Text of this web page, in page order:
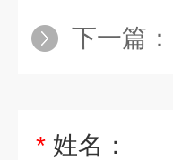
下一篇：
* 姓名：